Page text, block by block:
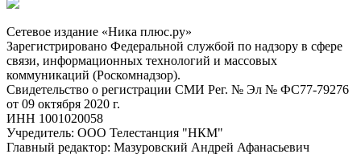
Сетевое издание «Ника плюс.ру»
Зарегистрировано Федеральной службой по надзору в сфере
связи, информационных технологий и массовых
коммуникаций (Роскомнадзор).
Свидетельство о регистрации СМИ Рег. № Эл № ФС77-79276
от 09 октября 2020 г.
ИНН 1001020058
Учредитель: ООО Телестанция "НКМ"
Главный редактор: Мазуровский Андрей Афанасьевич